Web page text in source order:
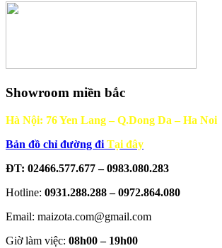
Showroom miền bắc
Hà Nội: 76 Yen Lang – Q.Dong Da – Ha Noi
Bản đồ chỉ đường đi Tại đây
ĐT: 02466.577.677 – 0983.080.283
Hotline: 0931.288.288 – 0972.864.080
Email: maizota.com@gmail.com
Giờ làm việc: 08h00 – 19h00